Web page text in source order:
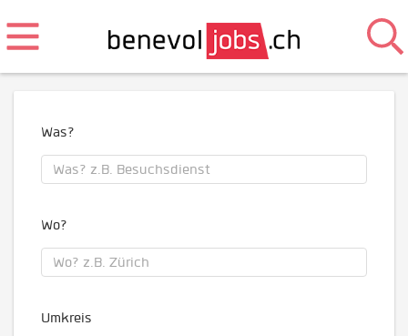
Was?
Wo?
Umkreis